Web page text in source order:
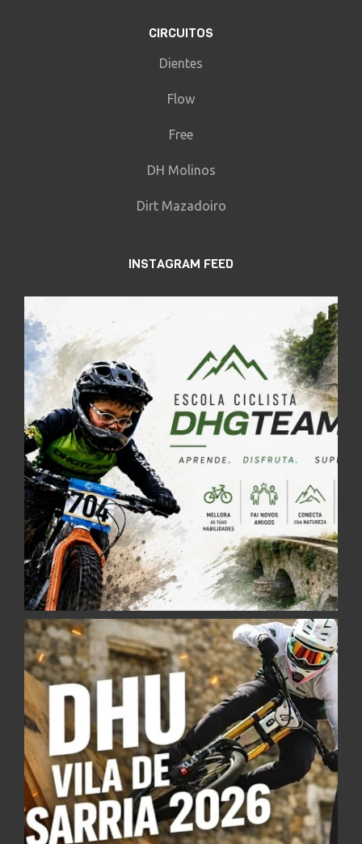
CIRCUITOS
Dientes
Flow
Free
DH Molinos
Dirt Mazadoiro
INSTAGRAM FEED